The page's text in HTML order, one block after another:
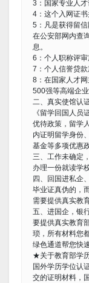
3：国家专业人
4：这个入网证
5：凡是获得留
在公安部网内查
息。
6：个人职称评审
7：个人信誉贷款
8：在国家人才
500强等高端企业
二、真实使馆认
《留学回国人员
优待政策，留学
内证明留学身份
基金等多项优惠政
三、工作未确定
办理一份就读学
四、回国进私企
毕业证真伪的，
需要提供真实教
五、进国企，银
要提供真实教育
琐，所有材料您
绿色通道帮您快
★关于教育部学
国外学历学位认
交的证明材料，